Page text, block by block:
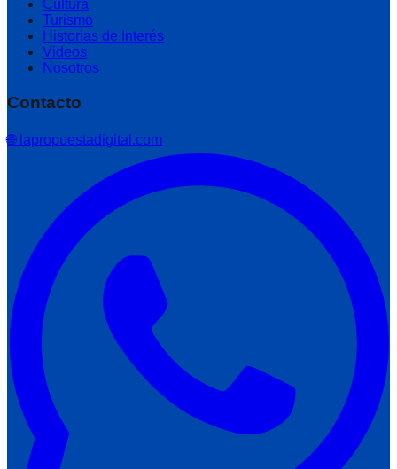
Cultura
Turismo
Historias de Interés
Videos
Nosotros
Contacto
🌐 lapropuestadigital.com